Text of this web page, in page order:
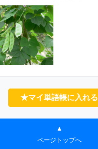
★マイ単語帳に入れる
▲
ページトップへ